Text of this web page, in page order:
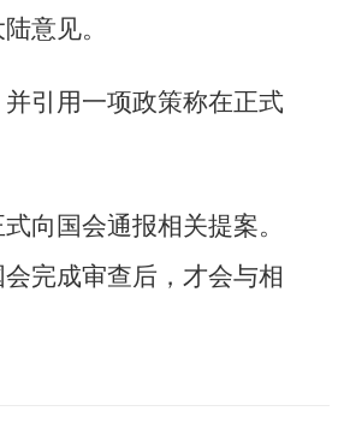
意见。
引用一项政策称在正式
向国会通报相关提案。
完成审查后，才会与相